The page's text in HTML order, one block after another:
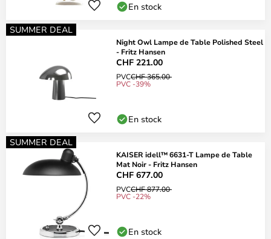
En stock
SUMMER DEAL
Night Owl Lampe de Table Polished Steel
- Fritz Hansen
CHF 221.00
PVCCHF 365.00
PVC -39%
En stock
SUMMER DEAL
KAISER idell™ 6631-T Lampe de Table
Mat Noir - Fritz Hansen
CHF 677.00
PVCCHF 877.00
PVC -22%
En stock